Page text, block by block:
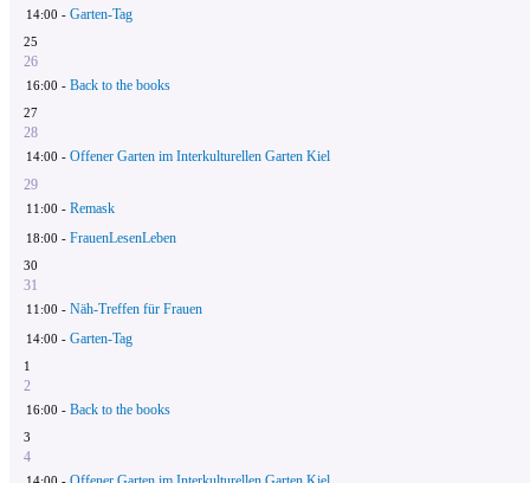
14:00 - Garten-Tag
25
26
16:00 - Back to the books
27
28
14:00 - Offener Garten im Interkulturellen Garten Kiel
29
11:00 - Remask
18:00 - FrauenLesenLeben
30
31
11:00 - Näh-Treffen für Frauen
14:00 - Garten-Tag
1
2
16:00 - Back to the books
3
4